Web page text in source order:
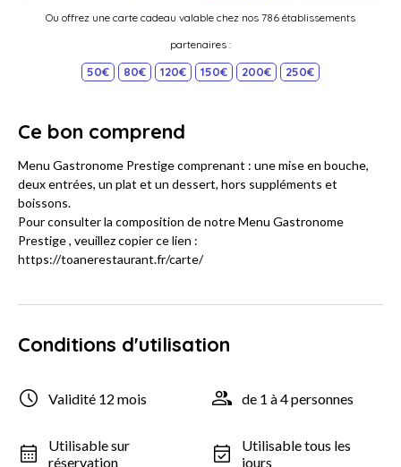
Ou offrez une carte cadeau valable chez nos 786 établissements
partenaires :
50€ 80€ 120€ 150€ 200€ 250€
Ce bon comprend
Menu Gastronome Prestige comprenant : une mise en bouche,
deux entrées, un plat et un dessert, hors suppléments et
boissons.
Pour consulter la composition de notre Menu Gastronome
Prestige , veuillez copier ce lien :
https://toanerestaurant.fr/carte/
Conditions d'utilisation
Validité 12 mois de 1 à 4 personnes
Utilisable sur
réservation
Utilisable tous les
jours